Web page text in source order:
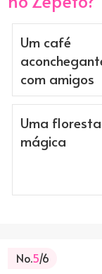
Um café
com amigos
Uma floresta
mágica
No.5/6